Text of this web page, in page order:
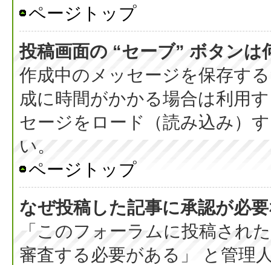
ページトップ
投稿画面の “セーブ” ボタンは
作成中のメッセージを保存す
成に時間がかかる場合は利用
セージをロード（読み込み）
い。
ページトップ
なぜ投稿した記事に承認が必
「このフォーラムに投稿され
審査する必要がある」 と管理